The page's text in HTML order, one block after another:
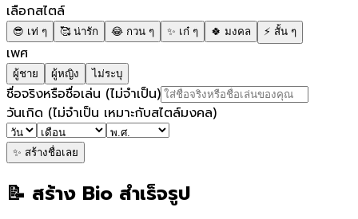
เลือกสไตล์
😎 เท่ ๆ 🥰 น่ารัก 😂 กวน ๆ ✨ เก๋ ๆ 🍀 มงคล ⚡ สั้น ๆ
เพศ
ผู้ชาย ผู้หญิง ไม่ระบุ
ชื่อจริงหรือชื่อเล่น (ไม่จำเป็น)
วันเกิด (ไม่จำเป็น เหมาะกับสไตล์มงคล)
✨ สร้างชื่อเลย
📝 สร้าง Bio สำเร็จรูป